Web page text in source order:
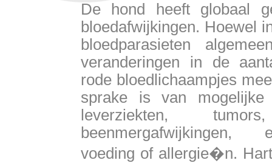
De hond heeft globaal
bloedafwijkingen. Hoewel
bloedparasieten
veranderingen in de
rode bloedlichaampjes
sprake is van mogelijke
leverziekten,
voeding of allergie�n.